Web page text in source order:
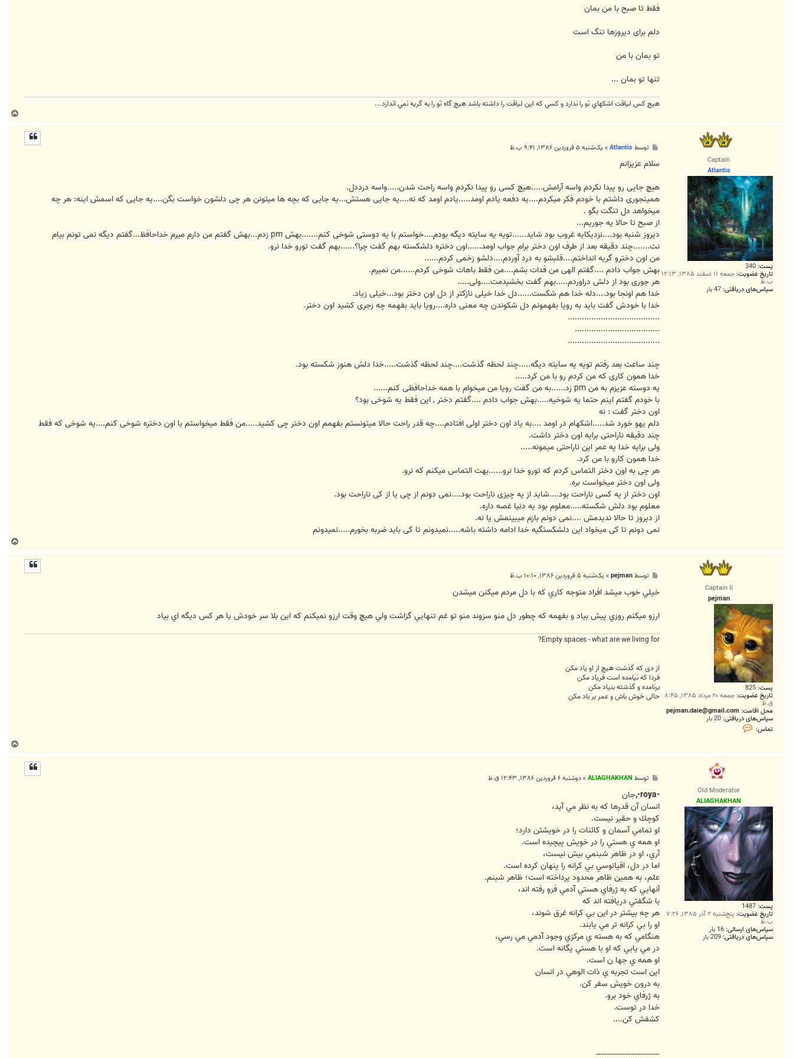
فقط تا صبح با من بمان
دلم برای ديروزها تنگ است
تو بمان با من
تنها تو بمان ...
هيچ كس لياقت اشكهاي تو را ندارد و كسي كه اين لياقت را داشته باشد هيچ گاه تو را به گريه نمي اندازد...
ا
Captain
Atlantis
پست: 340
تاریخ عضویت: جمعه ۱۱ اسفند ۱۳۸۵, ۱۲:۱۳
ب.ظ
سپاس‌های دریافتی: 47 بار
ت
توسطAtlantis
» یک‌شنبه ۵ فروردین ۱۳۸۶, ۹:۴۱ ب.ظ
سلام عزیزانم
هیچ جایی رو پیدا نکردم واسه آرامش.....هیچ کسی رو پیدا نکردم واسه راحت شدن.....واسه درددل.
همینجوری داشتم با خودم فکر میکردم....یه دفعه یادم اومد.....یادم اومد که نه....یه جایی هستش...یه جایی که بچه ها میتونن هر چی دلشون خواست بگن....یه جایی که اسمش اینه: هر چه
میخواهد دل تنگت بگو .
از صبح تا حالا یه جوریم...
دیروز شنبه بود....نزدیکایه غروب بود شاید......تویه یه سایته دیگه بودم....خواستم با یه دوستی شوخی کنم.......بهش pm زدم...بهش گفتم من دارم میرم خداحافظ...گفتم دیگه نمی تونم بیام
نت.......چند دقیقه بعد از طرف اون دختر برام جواب اومد......اون دختره دلشکسته بهم گفت چرا؟......بهم گفت تورو خدا نرو.
من اون دخترو گریه انداختم....قلبشو به درد آوردم....دلشو زخمی کردم......
بهش جواب دادم ....گفتم الهی من فدات بشم....من فقط باهات شوخی کردم......من نمیرم.
هر جوری بود از دلش دراوردم.....بهم گفت بخشیدمت....ولی.....
خدا هم اونجا بود....دله خدا هم شکست......دل خدا خیلی نازکتر از دل اون دختر بود...خیلی زیاد.
خدا با خودش گفت باید به رویا بفهمونم دل شکوندن چه معنی داره....رویا باید بفهمه چه زجری کشید اون دختر.
.......................................
....................................
.......................................
چند ساعت بعد رفتم تویه یه سایته دیگه.....چند لحظه گذشت....چند لحظه گذشت.....خدا دلش هنوز شکسته بود.
خدا همون کاری که من کردم رو با من کرد.....
یه دوسته عزیزم به من pm زد......به من گفت رویا من میخوام با همه خداحافظی کنم......
با خودم گفتم اینم حتما یه شوخیه.....بهش جواب دادم ....گفتم دختر , این فقط یه شوخی بود؟
اون دختر گفت : نه
دلم یهو خورد شد.....اشکهام در اومد ....به یاد اون دختر اولی افتادم....چه قدر راحت حالا میتونستم بفهمم اون دختر چی کشید.....من فقط میخواستم با اون دختره شوخی کنم....یه شوخی که فقط
چند دقیقه ناراحتی برایه اون دختر داشت.
ولی برایه خدا یه عمر این ناراحتی میمونه.....
خدا همون کارو با من کرد.
هر چی به اون دختر التماس کردم که تورو خدا نرو......بهت التماس میکنم که نرو.
ولی اون دختر میخواست بره.
اون دختر از یه کسی ناراحت بود....شاید از یه چیزی ناراحت بود....نمی دونم از چی یا از کی ناراحت بود.
معلوم بود دلش شکسته.....معلوم بود یه دنیا غصه داره.
از دیروز تا حالا ندیدمش ....نمی دونم بازم میبینمش یا نه.
نمی دونم تا کی میخواد این دلشکستگیه خدا ادامه داشته باشه.....نمیدونم تا کی باید ضربه بخورم.....نمیدونم
ا
Captain II
pejman
پست: 825
تاریخ عضویت: جمعه ۲۰ مرداد ۱۳۸۵, ۸:۴۵
ق.ظ
محل اقامت: pejman.daie@gmail.com
سپاس‌های دریافتی: 20 بار
تماس:
ت
p
a
n
ت
توسطpejman
» یک‌شنبه ۵ فروردین ۱۳۸۶, ۱۰:۱۰ ب.ظ
خيلي خوب ميشد افراد متوجه كاري كه با دل مردم ميكنن ميشدن
ارزو ميكنم روزي پيش بياد و بفهمه كه چطور دل منو سزوند منو تو غم تنهايي گزاشت ولي هيچ وقت ارزو نميكنم كه اين بلا سر خودش يا هر كس ديگه اي بياد
Empty spaces - what are we living for?
از دی که گذشت هیچ از او یاد مکن
فردا که نیامده است فریاد مکن
برنامده و گذشته بنیاد مکن
حالی خوش باش و عمر بر باد مکن
ا
Old Moderator
ALIAGHAKHAN
پست: 1487
تاریخ عضویت: پنج‌شنبه ۲ آذر ۱۳۸۵, ۷:۲۶
ب.ظ
سپاس‌های ارسالی: 16 بار
سپاس‌های دریافتی: 209 بار
ت
توسط ALIAGHAKHAN
»دوشنبه ۶ فروردین ۱۳۸۶, ۱۲:۴۳ ق.ظ
-roya-,
جان
انسان آن قدرها كه به نظر مي آيد،
كوچك و حقير نيست.
او تمامي آسمان و كائنات را در خويشتن دارد؛
او همه ي هستي را در خويش پيچيده است.
آري، او در ظاهر شبنمي بيش نيست،
اما در دل، اقيانوسي بي كرانه را پنهان كرده است.
علم، به همين ظاهر محدود پرداخته است؛ ظاهر شبنم.
آنهايي كه به ژرفاي هستي آدمي فرو رفته اند،
با شگفتي دريافته اند كه
هر چه بيشتر در اين بي كرانه غرق شوند،
او را بي كرانه تر مي يابند.
هنگامي كه به هسته ي مركزي وجود آدمي مي رسي،
در مي يابي كه او با هستي يگانه است.
او همه ي جها ن است.
اين است تجربه ي ذات الوهي در انسان
به درون خويش سفر كن.
به ژرفاي خود برو.
خدا در توست.
كشفش كن....
---------------------------